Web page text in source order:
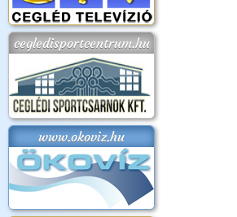
cegledisportcentrum.hu
www.okoviz.hu